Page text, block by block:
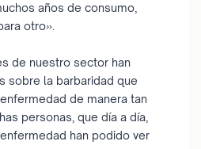
años de consumo,
otro».
de nuestro sector han
sobre la barbaridad que
de manera tan
personas, que día a día,
han podido ver